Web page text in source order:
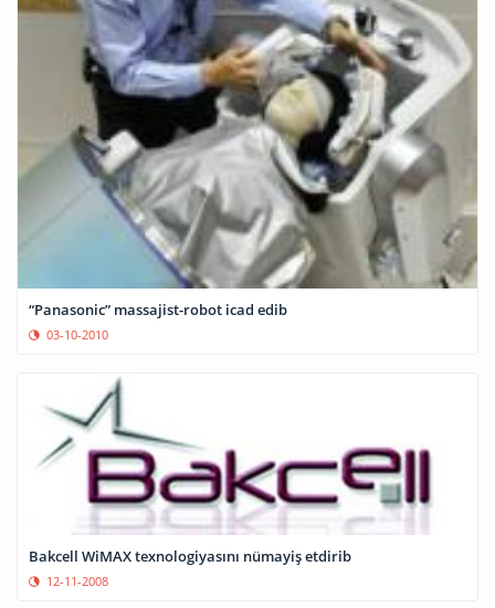
“Panasonic” massajist-robot icad edib
03-10-2010
Bakcell WiMAX texnologiyasını nümayiş etdirib
12-11-2008